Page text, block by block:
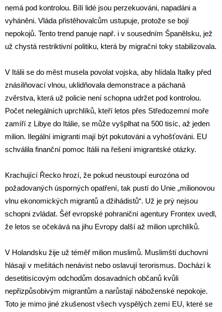
nemá pod kontrolou. Bílí lidé jsou perzekuováni, napadáni a
vyháněni. Vláda přistěhovalcům ustupuje, protože se bojí
nepokojů. Tento trend panuje např. i v sousedním Španělsku, jež
už chystá restriktivní politiku, která by migrační toky stabilizovala.
V Itálii se do měst musela povolat vojska, aby hlídala Italky před
znásilňovací vlnou, uklidňovala demonstrace a páchaná
zvěrstva, která už policie není schopna udržet pod kontrolou.
Počet nelegálních uprchlíků, kteří letos přes Středozemní moře
zamíří z Libye do Itálie, se může vyšplhat na 500 tisíc, až jeden
milion. Ilegální imigranti mají být pokutováni a vyhošťováni. EU
schválila finanční pomoc Itálii na řešení imigrantské otázky.
Krachující Řecko hrozí, že pokud neustoupí eurozóna od
požadovaných úsporných opatření, tak pustí do Unie „milionovou
vlnu ekonomických migrantů a džihádistů“. Už je prý nejsou
schopni zvládat. Šéf evropské pohraniční agentury Frontex uvedl,
že letos se očekává na jihu Evropy další až milion uprchlíků.
V Holandsku žije už téměř milion muslimů. Muslimští duchovní
hlásají v mešitách nenávist nebo oslavují terorismus. Dochází k
desetitisícovým odchodům dosavadních občanů kvůli
nepřizpůsobivým migrantům a narůstají náboženské nepokoje.
Toto je mimo jiné zkušenost všech vyspělých zemí EU, které se